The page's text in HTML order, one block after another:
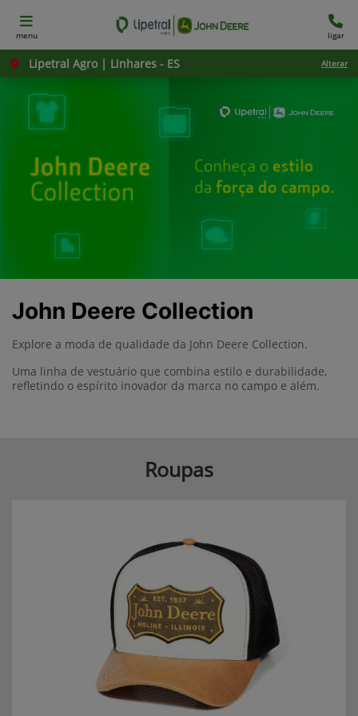
menu ligar
Lipetral Agro | Linhares - ES Alterar
John Deere Collection
Explore a moda de qualidade da John Deere Collection.
Uma linha de vestuário que combina estilo e durabilidade,
refletindo o espírito inovador da marca no campo e além.
Roupas